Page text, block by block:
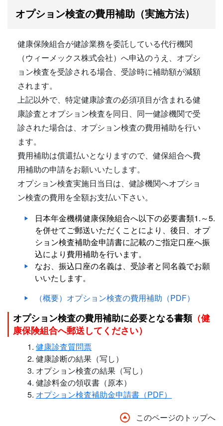
オプション検査の費用補助（実施方法）
健康保険組合が健診業務を委託している代行機関
（ウィーメックス株式会社）へ申込のうえ、オプシ
ョン検査を受診される場合、受診時に補助額が減額
されます。
上記以外で、特定健康診査の必須項目が含まれる健
康診査とオプション検査を同日、同一健診機関で受
診された場合は、オプション検査の費用補助を行い
ます。
費用補助は償還払いとなりますので、健保組合へ費
用補助の申請をお願いいたします。
オプション検査実施日当日は、健診機関へオプショ
ン検査の費用を全額お支払い下さい。
日本年金機構健康保険組合へ以下の必要書類1.～5.
を併せてご郵送いただくことにより、後日、オプ
ション検査補助金申請書に記載のご指定口座へ振
込により費用補助を行います。
なお、振込口座の名義は、受診者と同名義でお願
いいたします。
（概要）オプション検査の費用補助（PDF）
オプション検査の費用補助に必要となる書類（健
康保険組合へ郵送してください）
健康診査質問票
健康診断の結果（写し）
オプション検査の結果（写し）
健診料金の領収書（原本）
オプション検査補助金申請書（PDF）
このページのトップへ